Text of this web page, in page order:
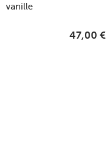
vanille
47,00 €